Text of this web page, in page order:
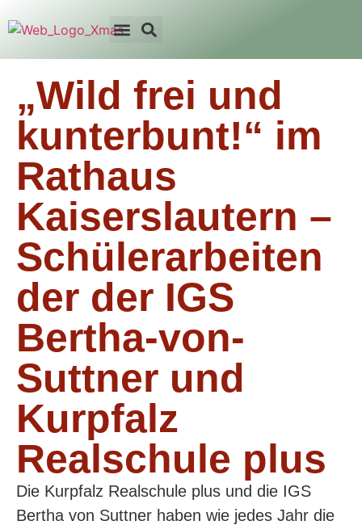
„Wild frei und
kunterbunt!“ im
Rathaus
Kaiserslautern –
Schülerarbeiten
der der IGS
Bertha-von-
Suttner und
Kurpfalz
Realschule plus
Die Kurpfalz Realschule plus und die IGS
Bertha von Suttner haben wie jedes Jahr die